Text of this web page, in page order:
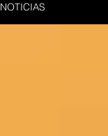
NOTICIAS